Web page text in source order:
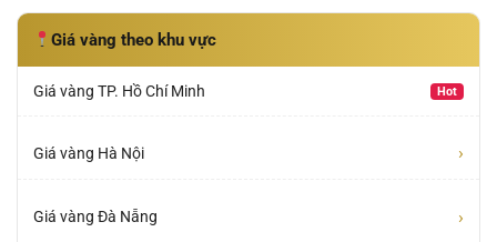
Giá vàng theo khu vực
Giá vàng TP. Hồ Chí Minh Hot
Giá vàng Hà Nội ›
Giá vàng Đà Nẵng ›